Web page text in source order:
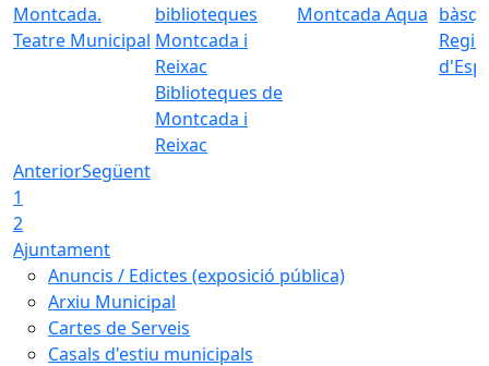
Teatre Municipal
Biblioteques de
Montcada i
Reixac
Montcada Aqua
AnteriorSegüent
1
2
Ajuntament
Anuncis / Edictes (exposició pública)
Arxiu Municipal
Cartes de Serveis
Casals d'estiu municipals